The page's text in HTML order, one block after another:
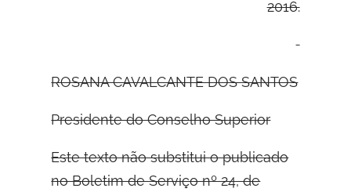
2016.
ROSANA CAVALCANTE DOS SANTOS
Presidente do Conselho Superior
Este texto não substitui o publicado
no Boletim de Serviço nº 24, de